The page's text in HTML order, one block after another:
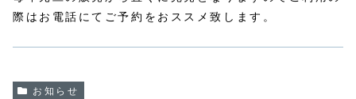
際はお電話にてご予約をおススメ致します。
お知らせ